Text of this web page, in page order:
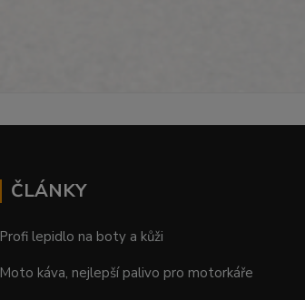
ČLÁNKY
Profi lepidlo na boty a kůži
Moto káva, nejlepší palivo pro motorkáře